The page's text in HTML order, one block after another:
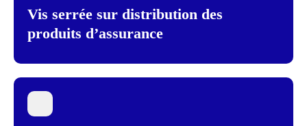
Vis serrée sur distribution des
produits d’assurance